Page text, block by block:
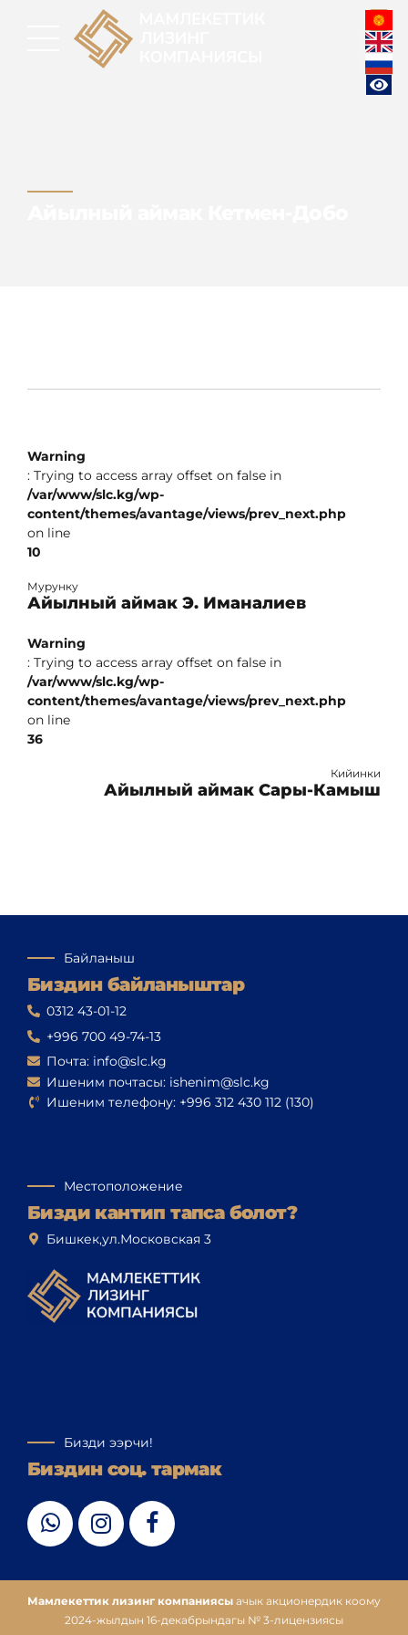
Warning
: Trying to access array offset on false in
/var/www/slc.kg/wp-
content/themes/avantage/views/prev_next.php
on line
10
Мурунку
Айылный аймак Э. Иманалиев
Warning
: Trying to access array offset on false in
/var/www/slc.kg/wp-
content/themes/avantage/views/prev_next.php
on line
36
Кийинки
Айылный аймак Сары-Камыш
Байланыш
Биздин байланыштар
0312 43-01-12
+996 700 49-74-13
Почта: info@slc.kg
Ишеним почтасы: ishenim@slc.kg
Ишеним телефону: +996 312 430 112 (130)
Местоположение
Бизди кантип тапса болот?
Бишкек,ул.Московская 3
Бизди ээрчи!
Биздин соц. тармак
Мамлекеттик лизинг компаниясы ачык акционердик коому
2024-жылдын 16-декабрындагы № 3-лицензиясы